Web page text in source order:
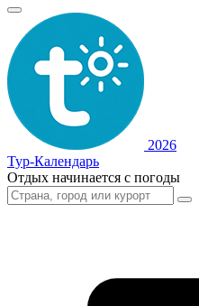
2026
Тур-Календарь
Отдых начинается с погоды